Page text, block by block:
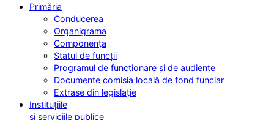
Primăria
Conducerea
Organigrama
Componența
Statul de funcții
Programul de funcționare și de audiențe
Documente comisia locală de fond funciar
Extrase din legislație
Instituțiile
și serviciile publice